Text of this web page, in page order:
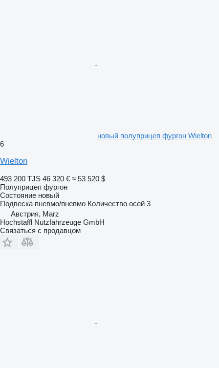
новый полуприцеп фургон Wielton
6
Wielton
493 200 TJS 46 320 € ≈ 53 520 $
Полуприцеп фургон
Состояние новый
Подвеска пневмо/пневмо Количество осей 3
Австрия, Marz
Hochstaffl Nutzfahrzeuge GmbH
Связаться с продавцом